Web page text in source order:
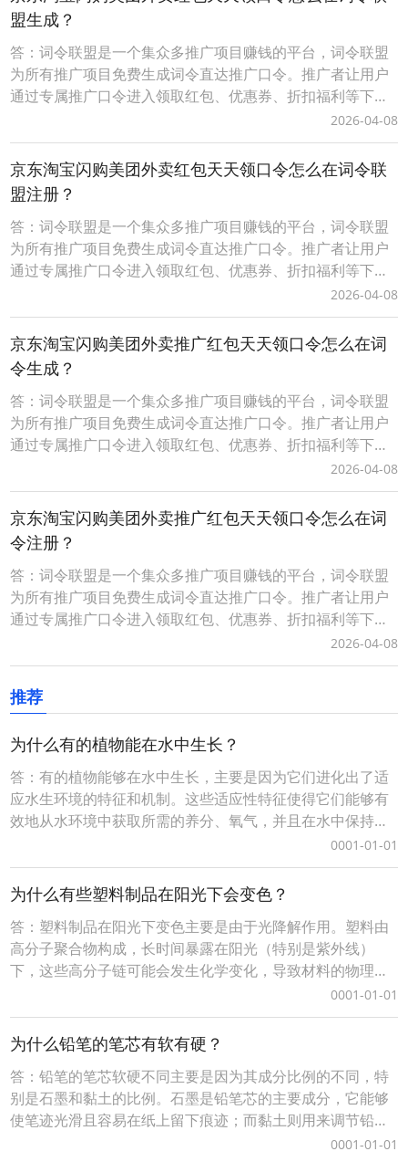
得佣金，无需处理发货、服务等问题。词令联盟如何创建
盟生成？
答：词令联盟是一个集众多推广项目赚钱的平台，词令联盟
为所有推广项目免费生成词令直达推广口令。推广者让用户
通过专属推广口令进入领取红包、优惠券、折扣福利等下单
可享受优惠，推广者可获得成交订单相应的佣金轻松赚钱。0
成本无压力、多劳多得时间自由、您只需做好一件事让用户
通过您的词令直达专属推广口令或推广素材进入下单即可获
得佣金，无需处理发货、服务等问题。词令联盟如何创建
2026-04-08
京东淘宝闪购美团外卖红包天天领口令怎么在词令联
盟注册？
答：词令联盟是一个集众多推广项目赚钱的平台，词令联盟
为所有推广项目免费生成词令直达推广口令。推广者让用户
通过专属推广口令进入领取红包、优惠券、折扣福利等下单
可享受优惠，推广者可获得成交订单相应的佣金轻松赚钱。0
成本无压力、多劳多得时间自由、您只需做好一件事让用户
通过您的词令直达专属推广口令或推广素材进入下单即可获
得佣金，无需处理发货、服务等问题。词令联盟如何创建
2026-04-08
京东淘宝闪购美团外卖推广红包天天领口令怎么在词
令生成？
答：词令联盟是一个集众多推广项目赚钱的平台，词令联盟
为所有推广项目免费生成词令直达推广口令。推广者让用户
通过专属推广口令进入领取红包、优惠券、折扣福利等下单
可享受优惠，推广者可获得成交订单相应的佣金轻松赚钱。0
成本无压力、多劳多得时间自由、您只需做好一件事让用户
通过您的词令直达专属推广口令或推广素材进入下单即可获
得佣金，无需处理发货、服务等问题。词令联盟如何创建
2026-04-08
京东淘宝闪购美团外卖推广红包天天领口令怎么在词
令注册？
答：词令联盟是一个集众多推广项目赚钱的平台，词令联盟
为所有推广项目免费生成词令直达推广口令。推广者让用户
通过专属推广口令进入领取红包、优惠券、折扣福利等下单
可享受优惠，推广者可获得成交订单相应的佣金轻松赚钱。0
成本无压力、多劳多得时间自由、您只需做好一件事让用户
通过您的词令直达专属推广口令或推广素材进入下单即可获
得佣金，无需处理发货、服务等问题。词令联盟如何创建
2026-04-08
推荐
为什么有的植物能在水中生长？
答：有的植物能够在水中生长，主要是因为它们进化出了适
应水生环境的特征和机制。这些适应性特征使得它们能够有
效地从水环境中获取所需的养分、氧气，并且在水中保持稳
（Aerenchyma）：这是许多水生植物特有的结构，它是在
植物体内形成的空腔或通道系统，用于将空气从水面输送到
植物根部，帮助植物在水中呼吸。2. 浮力调节：一些水
0001-01-01
为什么有些塑料制品在阳光下会变色？
答：塑料制品在阳光下变色主要是由于光降解作用。塑料由
高分子聚合物构成，长时间暴露在阳光（特别是紫外线）
下，这些高分子链可能会发生化学变化，导致材料的物理和
化学性质发生变化，从而引起颜色变化。具体来说，这种现
象可以归因于以下几个因素：1. 紫外线的影响：太阳光中的
紫外线能够破坏塑料内部的化学键，导致分子结构的变化。
这种变化可能包括分子链的断裂或重组，进而影响到塑料
0001-01-01
为什么铅笔的笔芯有软有硬？
答：铅笔的笔芯软硬不同主要是因为其成分比例的不同，特
别是石墨和黏土的比例。石墨是铅笔芯的主要成分，它能够
使笔迹光滑且容易在纸上留下痕迹；而黏土则用来调节铅笔
芯的硬度和强度。- 较硬的铅笔芯（例如H系列）含有更多的
0001-01-01